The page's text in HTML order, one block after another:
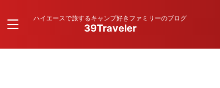
ハイエースで旅するキャンプ好きファミリーのブログ
39Traveler